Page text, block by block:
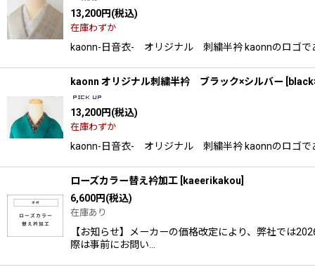
13,200円(税込)
在庫わずか
kaonn-日音衣- オリジナル 刺繍半衿 kaonnのロゴで
kaonn オリジナル刺繍半衿 ブラック×シルバー
13,200円(税込)
在庫わずか
kaonn-日音衣- オリジナル 刺繍半衿 kaonnのロゴで
ローズカラー替え衿加工 kaeerikakou
6,600円(税込)
在庫あり
【お知らせ】メーカーの価格改定により、弊社では
際は事前にお問い…